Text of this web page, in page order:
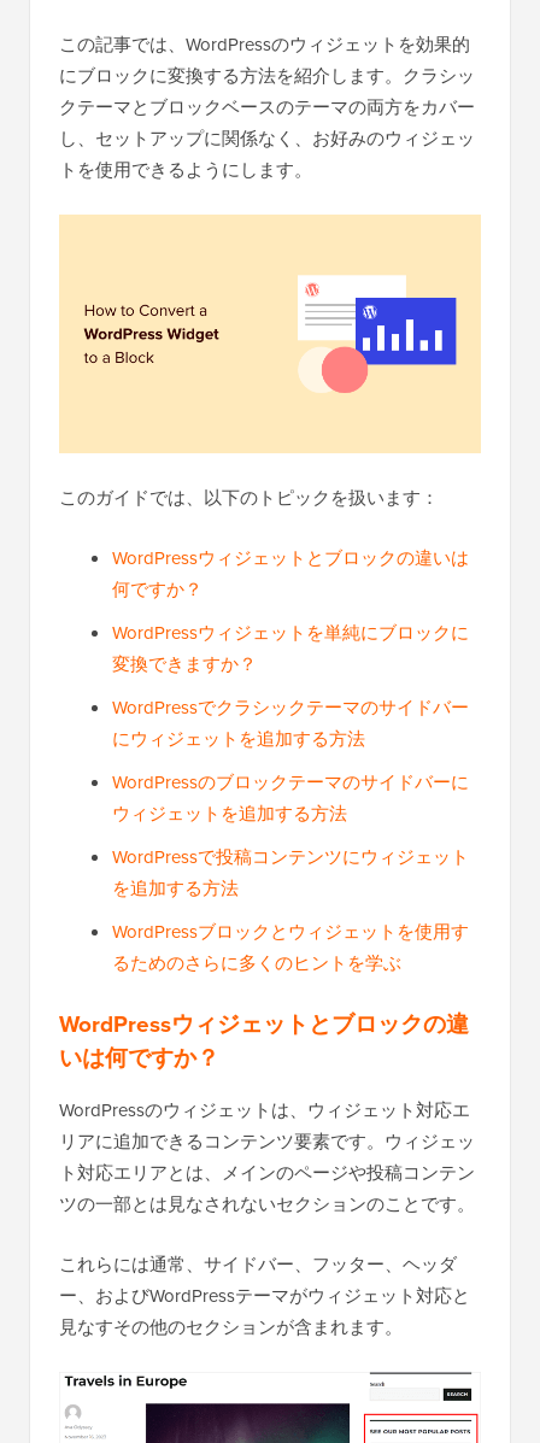
この記事では、WordPressのウィジェットを効果的
にブロックに変換する方法を紹介します。クラシッ
クテーマとブロックベースのテーマの両方をカバー
し、セットアップに関係なく、お好みのウィジェッ
トを使用できるようにします。
このガイドでは、以下のトピックを扱います：
WordPressウィジェットとブロックの違いは
何ですか？
WordPressウィジェットを単純にブロックに
変換できますか？
WordPressでクラシックテーマのサイドバー
にウィジェットを追加する方法
WordPressのブロックテーマのサイドバーに
ウィジェットを追加する方法
WordPressで投稿コンテンツにウィジェット
を追加する方法
WordPressブロックとウィジェットを使用す
るためのさらに多くのヒントを学ぶ
WordPressウィジェットとブロックの違
いは何ですか？
WordPressのウィジェットは、ウィジェット対応エ
リアに追加できるコンテンツ要素です。ウィジェッ
ト対応エリアとは、メインのページや投稿コンテン
ツの一部とは見なされないセクションのことです。
これらには通常、サイドバー、フッター、ヘッダ
ー、およびWordPressテーマがウィジェット対応と
見なすその他のセクションが含まれます。